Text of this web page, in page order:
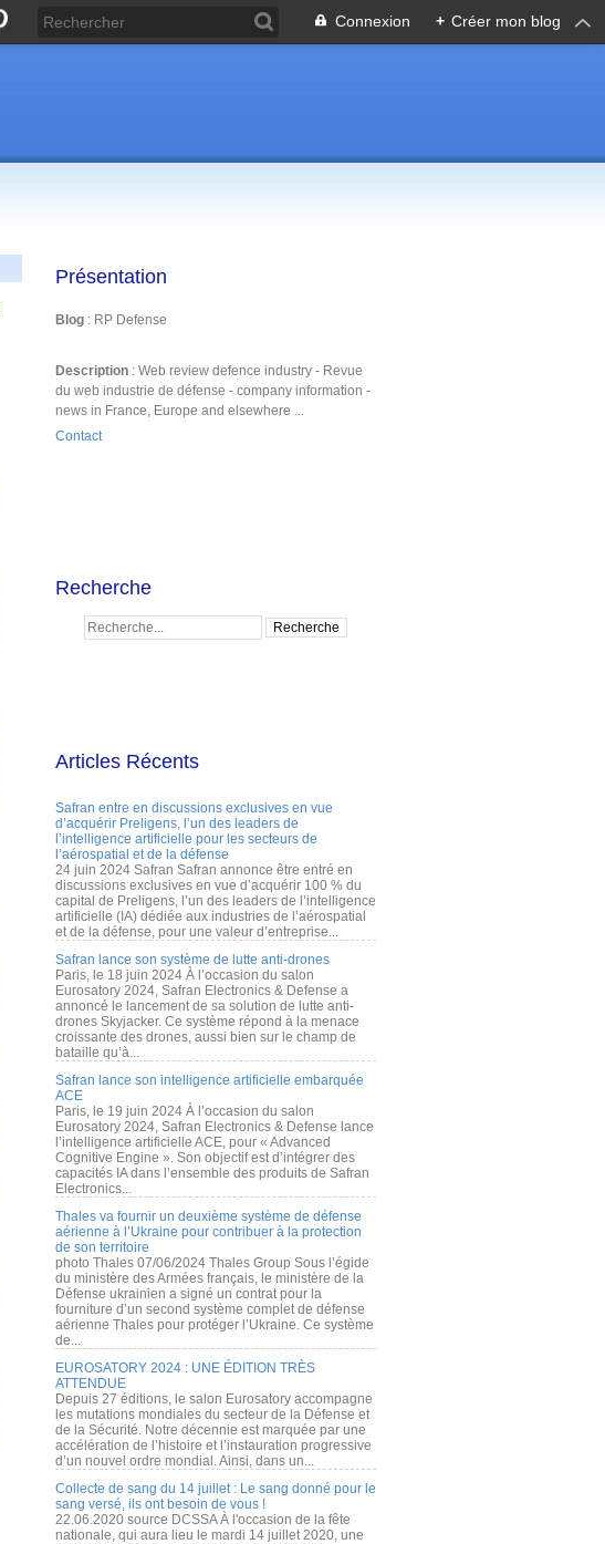
Connexion + Créer mon blog
Présentation
Blog : RP Defense
Description : Web review defence industry - Revue
du web industrie de défense - company information -
news in France, Europe and elsewhere ...
Contact
Recherche
Articles Récents
Safran entre en discussions exclusives en vue
d’acquérir Preligens, l’un des leaders de
l’intelligence artificielle pour les secteurs de
l’aérospatial et de la défense
24 juin 2024 Safran Safran annonce être entré en
discussions exclusives en vue d’acquérir 100 % du
capital de Preligens, l’un des leaders de l’intelligence
artificielle (IA) dédiée aux industries de l’aérospatial
et de la défense, pour une valeur d’entreprise...
Safran lance son système de lutte anti-drones
Paris, le 18 juin 2024 À l’occasion du salon
Eurosatory 2024, Safran Electronics & Defense a
annoncé le lancement de sa solution de lutte anti-
drones Skyjacker. Ce système répond à la menace
croissante des drones, aussi bien sur le champ de
bataille qu’à...
Safran lance son intelligence artificielle embarquée
ACE
Paris, le 19 juin 2024 À l’occasion du salon
Eurosatory 2024, Safran Electronics & Defense lance
l’intelligence artificielle ACE, pour « Advanced
Cognitive Engine ». Son objectif est d’intégrer des
capacités IA dans l’ensemble des produits de Safran
Electronics...
Thales va fournir un deuxième système de défense
aérienne à l’Ukraine pour contribuer à la protection
de son territoire
photo Thales 07/06/2024 Thales Group Sous l’égide
du ministère des Armées français, le ministère de la
Défense ukrainien a signé un contrat pour la
fourniture d’un second système complet de défense
aérienne Thales pour protéger l’Ukraine. Ce système
de...
EUROSATORY 2024 : UNE ÉDITION TRÈS
ATTENDUE
Depuis 27 éditions, le salon Eurosatory accompagne
les mutations mondiales du secteur de la Défense et
de la Sécurité. Notre décennie est marquée par une
accélération de l’histoire et l’instauration progressive
d’un nouvel ordre mondial. Ainsi, dans un...
Collecte de sang du 14 juillet : Le sang donné pour le
sang versé, ils ont besoin de vous !
22.06.2020 source DCSSA À l'occasion de la fête
nationale, qui aura lieu le mardi 14 juillet 2020, une